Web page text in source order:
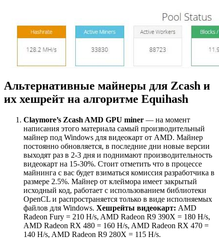
Альтернативные майнеры для Zcash и
их хешрейт на алгоритме Equihash
Claymore’s Zcash AMD GPU miner — на момент
написания этого материала самый производительный
майнер под Windows для видеокарт от AMD. Майнер
постоянно обновляется, в последние дни новые версии
выходят раз в 2-3 дня и поднимают производительность
видеокарт на 15-30%. Стоит отметить что в процессе
майнинга с вас будет взиматься комиссия разработчика в
размере 2.5%. Майнер от клеймора имеет закрытый
исходный код, работает с использованием библиотеки
OpenCL и распространяется только в виде исполняемых
файлов для Windows. Хешрейты видеокарт: AMD
Radeon Fury = 210 H/s, AMD Radeon R9 390X = 180 H/s,
AMD Radeon RX 480 = 160 H/s, AMD Radeon RX 470 =
140 H/s, AMD Radeon R9 280X = 115 H/s.